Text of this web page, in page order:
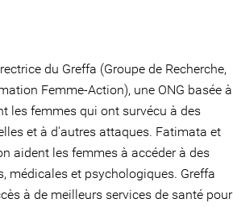
du Greffa (Groupe de Recherche,
Femme-Action), une ONG basée à
les femmes qui ont survécu à des
et à d'autres attaques. Fatimata et
aident les femmes à accéder à des
médicales et psychologiques. Greffa
à de meilleurs services de santé pour